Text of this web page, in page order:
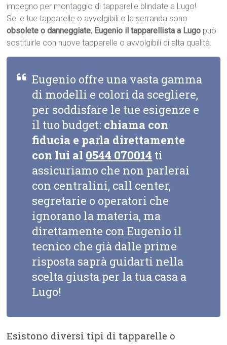
impegno per montaggio di tapparelle blindate a Lugo!
Se le tue tapparelle o avvolgibili o la serranda sono
obsolete o danneggiate, Eugenio il tapparellista a Lugo può
sostituirle con nuove tapparelle o avvolgibili di alta qualità.
Eugenio offre una vasta gamma
di modelli e colori da scegliere,
per soddisfare le tue esigenze e
il tuo budget: chiama con
fiducia e parla direttamente
con lui al 0544 070014 ti
assicuriamo che non parlerai
con centralini, call center,
segretarie o operatori che
ignorano la materia, ma
direttamente con Eugenio il
tecnico che già dalle prime
risposta saprà guidarti nella
scelta giusta per la tua casa a
Lugo!
Esistono diversi tipi di tapparelle o